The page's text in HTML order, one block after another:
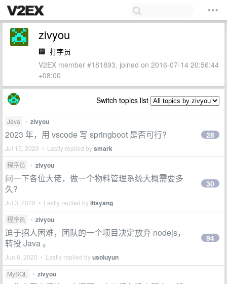
zivyou
🏢 打字员
V2EX member #181893, joined on 2016-07-14 20:56:44
+08:00
Switch topics list
Java • zivyou
2023 年，用 vscode 写 springboot 是否可行?
Jul 15, 2023 • Lastly replied bysmark
28
程序员 • zivyou
问一下各位大佬，做一个物料管理系统大概需要多
久?
Jul 3, 2020 • Lastly replied byitisyang
30
程序员 • zivyou
迫于招人困难，团队的一个项目决定放弃 nodejs，
转投 Java 。
Jun 6, 2020 • Lastly replied byusoluyun
94
MySQL • zivyou